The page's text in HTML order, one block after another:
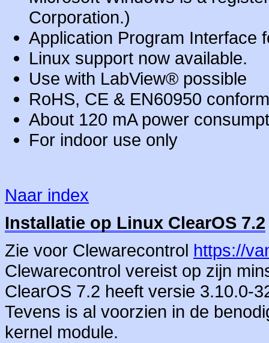
Corporation.)
Application Program Interface
Linux support now available.
Use with LabView® possible
RoHS, CE & EN60950
About 120 mA power
For indoor use only
Naar index
Installatie op Linux ClearOS 7.2
Zie voor Clewarecontrol https://
Clewarecontrol vereist op zijn
ClearOS 7.2 heeft versie 3.10.0-
Tevens is al voorzien in de
kernel module.